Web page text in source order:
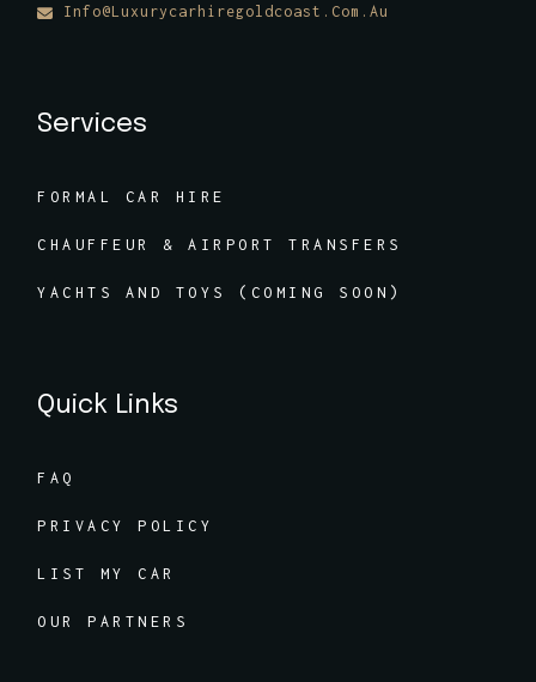
Info@luxurycarhiregoldcoast.com.au
Services
FORMAL CAR HIRE
CHAUFFEUR & AIRPORT TRANSFERS
YACHTS AND TOYS (COMING SOON)
Quick Links
FAQ
PRIVACY POLICY
LIST MY CAR
OUR PARTNERS